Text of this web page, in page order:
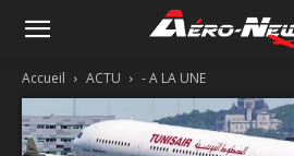
Accueil ACTU - A LA UNE